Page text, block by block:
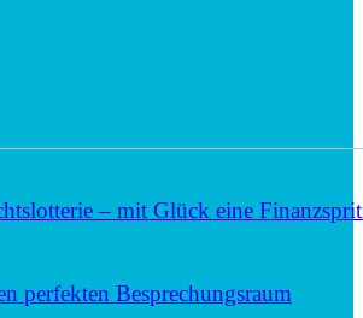
– mit Glück eine
perfekten Besprechungsraum